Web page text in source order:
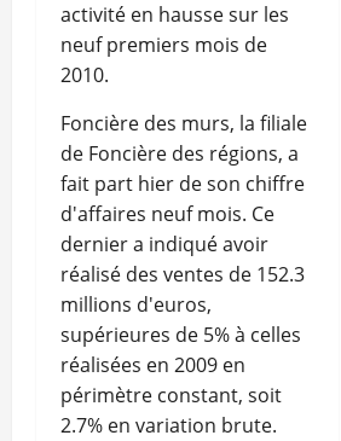
activité en hausse sur les
neuf premiers mois de
2010.
Foncière des murs, la filiale
de Foncière des régions, a
fait part hier de son chiffre
d'affaires neuf mois. Ce
dernier a indiqué avoir
réalisé des ventes de 152.3
millions d'euros,
supérieures de 5% à celles
réalisées en 2009 en
périmètre constant, soit
2.7% en variation brute.